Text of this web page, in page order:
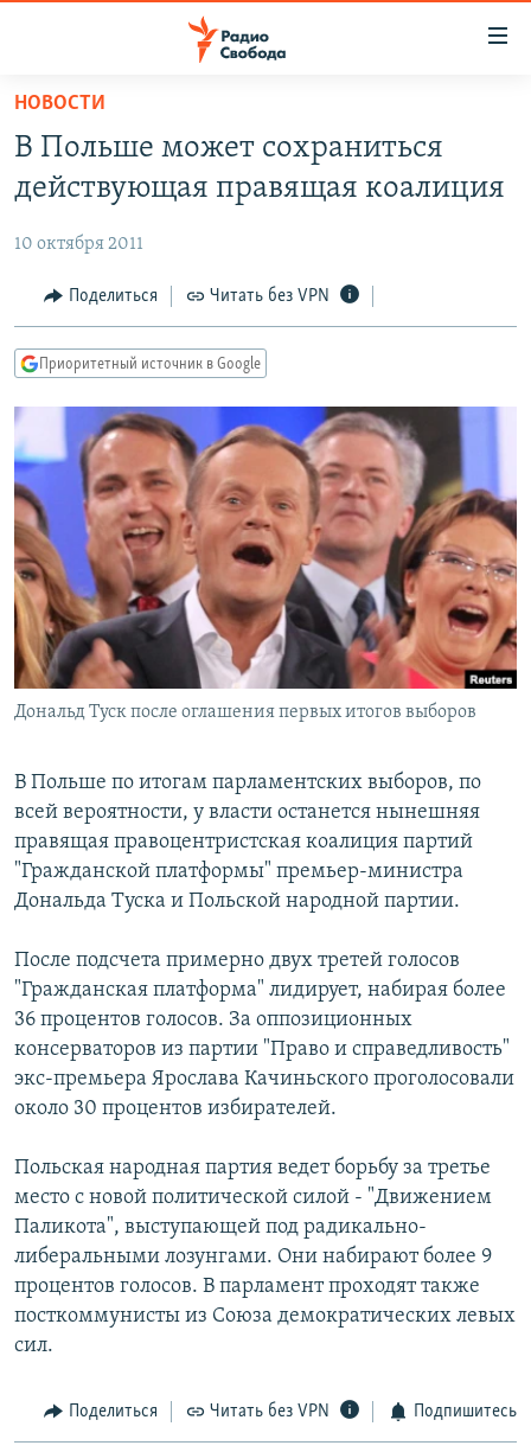
упрощенного
доступа
Вернуться
основному
Вернутся
главной
навигации
Вернутся
поиску
АВТОРСКИЕ ПРОЕКТЫ
ЦИТАТЫ СВОБОДЫ
МНЕНИЯ
IDEL.РЕАЛИИ
КАВКАЗ.РЕАЛИИ
СЕВЕР.РЕАЛИИ
СИБИРЬ.РЕАЛИИ
РАСПИСАНИЕ ВЕЩАНИЯ
ПОДПИШИТЕСЬ НА РАССЫЛКУ
СОЦИАЛЬНЫЕ СЕТИ
Все сайты РСЕ/РС
НОВОСТИ
В Польше может сохраниться
действующая правящая коалиция
10 октября 2011
Поделиться Читать без VPN
Приоритетный источник в Google
Дональд Туск после оглашения первых итогов выборов
В Польше по итогам парламентских выборов, по
всей вероятности, у власти останется нынешняя
правящая правоцентристская коалиция партий
"Гражданской платформы" премьер-министра
Дональда Туска и Польской народной партии.
После подсчета примерно двух третей голосов
"Гражданская платформа" лидирует, набирая более
36 процентов голосов. За оппозиционных
консерваторов из партии "Право и справедливость"
экс-премьера Ярослава Качиньского проголосовали
около 30 процентов избирателей.
Польская народная партия ведет борьбу за третье
место с новой политической силой - "Движением
Паликота", выступающей под радикально-
либеральными лозунгами. Они набирают более 9
процентов голосов. В парламент проходят также
посткоммунисты из Союза демократических левых
сил.
Поделиться Читать без VPN Подпишитесь